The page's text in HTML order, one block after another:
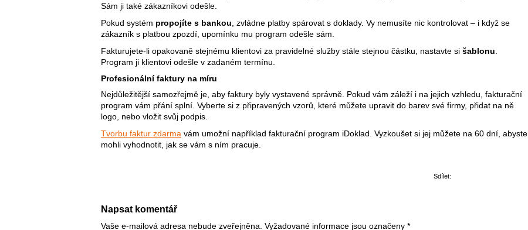
Sám ji také zákazníkovi odešle.
Pokud systém propojíte s bankou , zvládne platby spárovat s doklady. Vy nemusíte nic kontrolovat – i když se
zákazník s platbou zpozdí, upomínku mu program odešle sám.
Fakturujete-li opakovaně stejnému klientovi za pravidelné služby stále stejnou částku, nastavte si šablonu
Program ji klientovi odešle v zadaném termínu.
Profesionální faktury na míru
Nejdůležitější samozřejmě je, aby faktury byly vystavené správně. Pokud vám záleží i na jejich vzhledu, fakturační
program vám přání splní. Vyberte si z připravených vzorů, které můžete upravit do barev své firmy, přidat na ně
logo, nebo vložit svůj podpis.
Tvorbu faktur zdarma vám umožní například fakturační program iDoklad. Vyzkoušet si jej můžete na 60 dní, abyste
mohli vyhodnotit, jak se vám s ním pracuje.
Sdílet:
Napsat komentář
Vaše e-mailová adresa nebude zveřejněna. Vyžadované informace jsou označeny *